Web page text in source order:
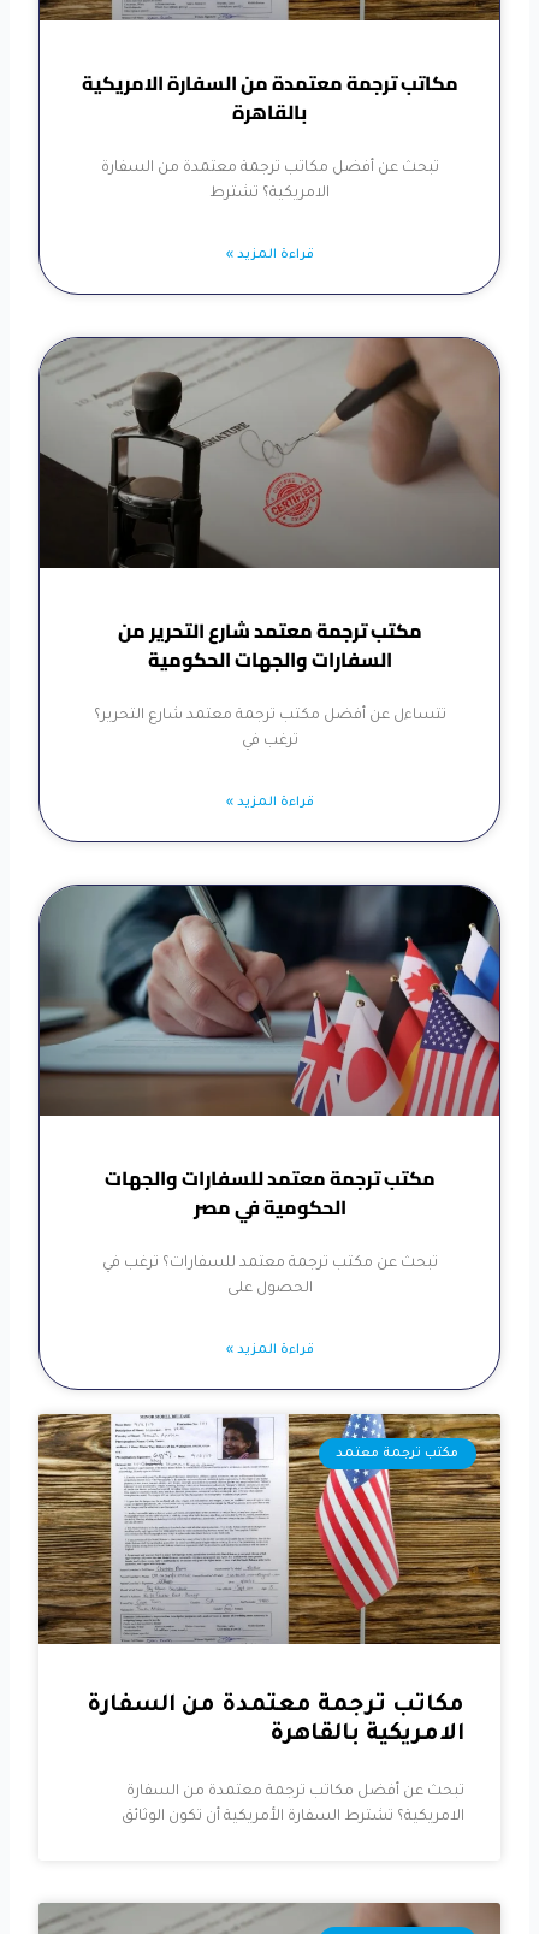
مكاتب ترجمة معتمدة من السفارة الامريكية
بالقاهرة
تبحث عن أفضل مكاتب ترجمة معتمدة من السفارة
الامريكية؟ تشترط
قراءة المزيد »
مكتب ترجمة معتمد شارع التحرير من
السفارات والجهات الحكومية
تتساءل عن أفضل مكتب ترجمة معتمد شارع التحرير؟
ترغب في
قراءة المزيد »
مكتب ترجمة معتمد للسفارات والجهات
الحكومية في مصر
تبحث عن مكتب ترجمة معتمد للسفارات؟ ترغب في
الحصول على
قراءة المزيد »
مكتب ترجمة معتمد
مكاتب ترجمة معتمدة من السفارة
الامريكية بالقاهرة
تبحث عن أفضل مكاتب ترجمة معتمدة من السفارة
الامريكية؟ تشترط السفارة الأمريكية أن تكون الوثائق